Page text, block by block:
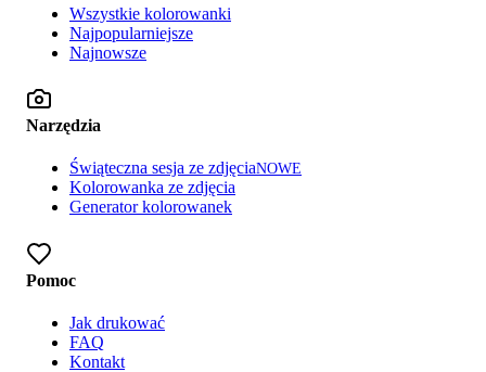
Wszystkie kolorowanki
Najpopularniejsze
Najnowsze
Narzędzia
Świąteczna sesja ze zdjęciaNOWE
Kolorowanka ze zdjęcia
Generator kolorowanek
Pomoc
Jak drukować
FAQ
Kontakt